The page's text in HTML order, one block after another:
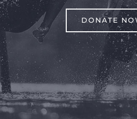
DONATE